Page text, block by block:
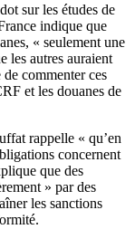
sur les études de
indique que
« seulement une
les autres auraient
de commenter ces
et les douanes de
rappelle « qu’en
concernent
que des
» par des
les sanctions